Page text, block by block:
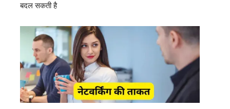
बदल सकती है